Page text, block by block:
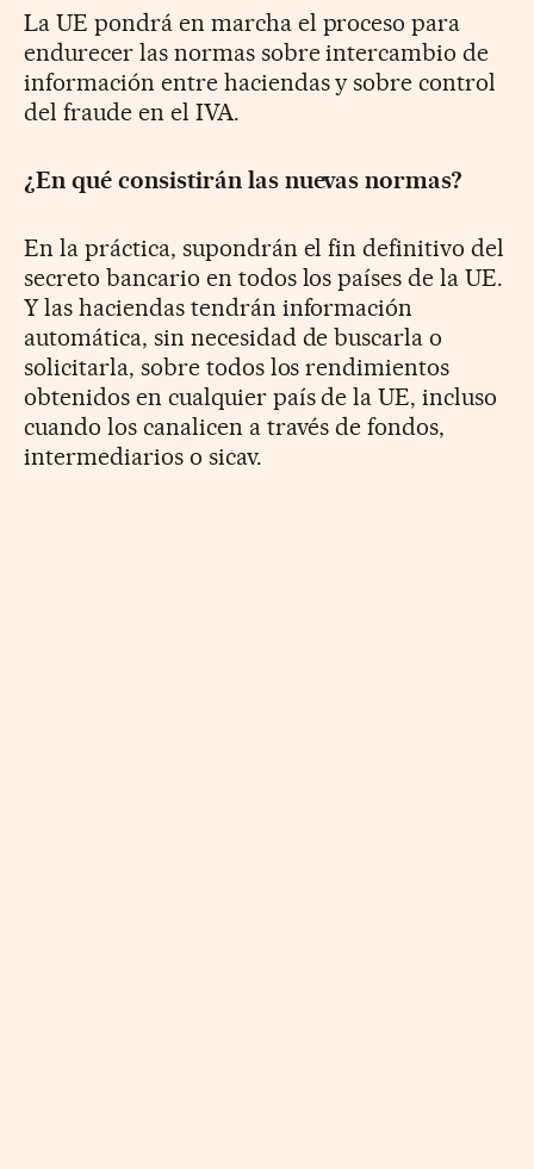
La UE pondrá en marcha el proceso para
endurecer las normas sobre intercambio de
información entre haciendas y sobre control
del fraude en el IVA.
¿En qué consistirán las nuevas normas?
En la práctica, supondrán el fin definitivo del
secreto bancario en todos los países de la UE.
Y las haciendas tendrán información
automática, sin necesidad de buscarla o
solicitarla, sobre todos los rendimientos
obtenidos en cualquier país de la UE, incluso
cuando los canalicen a través de fondos,
intermediarios o sicav.